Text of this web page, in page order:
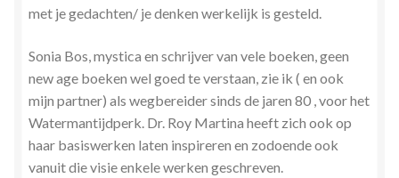
met je gedachten/ je denken werkelijk is gesteld.
Sonia Bos, mystica en schrijver van vele boeken, geen
new age boeken wel goed te verstaan, zie ik ( en ook
mijn partner) als wegbereider sinds de jaren 80 , voor het
Watermantijdperk. Dr. Roy Martina heeft zich ook op
haar basiswerken laten inspireren en zodoende ook
vanuit die visie enkele werken geschreven.